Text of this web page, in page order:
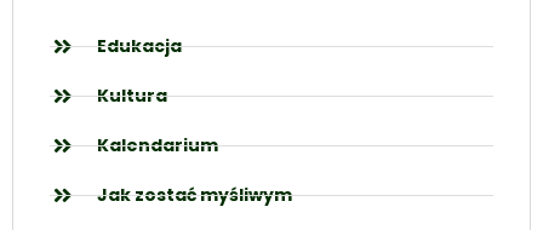
Edukacja
Kultura
Kalendarium
Jak zostać myśliwym